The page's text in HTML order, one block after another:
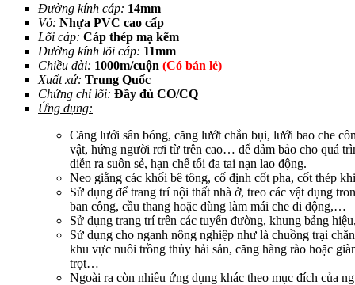
Đường kính cáp: 14mm
Vỏ: Nhựa PVC cao cấp
Lõi cáp: Cáp thép mạ kẽm
Đường kính lõi cáp: 11mm
Chiều dài: 1000m/cuộn (Có bán lẻ)
Xuất xứ: Trung Quốc
Chứng chỉ lõi: Đầy đủ CO/CQ
Ứng dụng:
Căng lưới sân bóng, căng lướt chắn bụi, lưới bao che
vật, hứng người rơi từ trên cao… để đảm bảo cho quá
diễn ra suôn sẻ, hạn chế tối đa tai nạn lao động.
Neo giằng các khối bê tông, cố định cốt pha, cốt thép
Sử dụng để trang trí nội thất nhà ở, treo các vật dụng
ban công, cầu thang hoặc dùng làm mái che di động,…
Sử dụng trang trí trên các tuyến đường, khung bảng
Sử dụng cho nganh nông nghiệp như là chuồng trại
khu vực nuôi trồng thủy hải sản, căng hàng rào hoặc
trọt…
Ngoài ra còn nhiều ứng dụng khác theo mục đích của